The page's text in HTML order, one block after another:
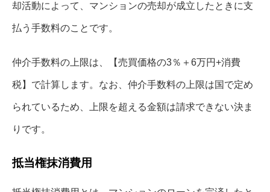
却活動によって、マンションの売却が成立したときに支
払う手数料のことです。
仲介手数料の上限は、【売買価格の3％＋6万円+消費
税】で計算します。なお、仲介手数料の上限は国で定め
られているため、上限を超える金額は請求できない決ま
りです。
抵当権抹消費用